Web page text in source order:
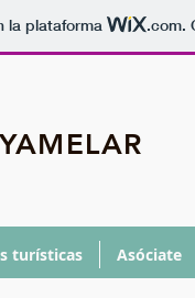
la plataforma .com.
turísticas Asóciate